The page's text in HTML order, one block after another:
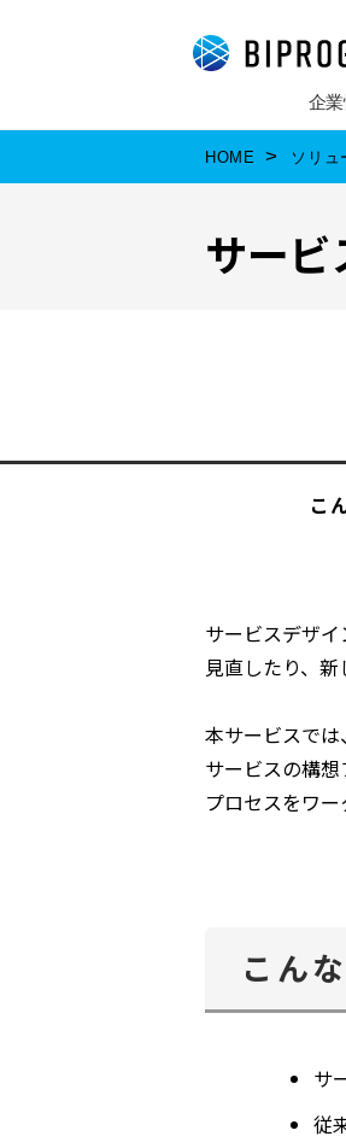
企
HOME ソリュ
サー
こ
サービスデザ
見直したり、新
本サービスでは
サービスの構
プロセスをワ
こん
サ
従